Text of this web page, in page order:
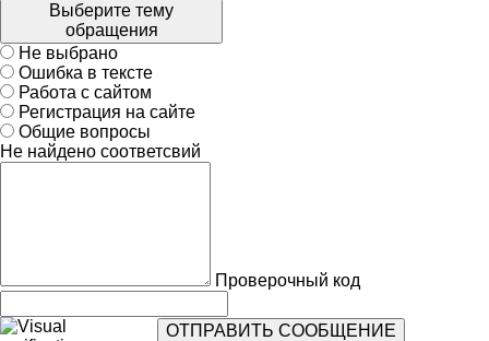
Выберите тему
обращения
Не выбрано
Ошибка в тексте
Работа с сайтом
Регистрация на сайте
Общие вопросы
Не найдено соответсвий
Проверочный код